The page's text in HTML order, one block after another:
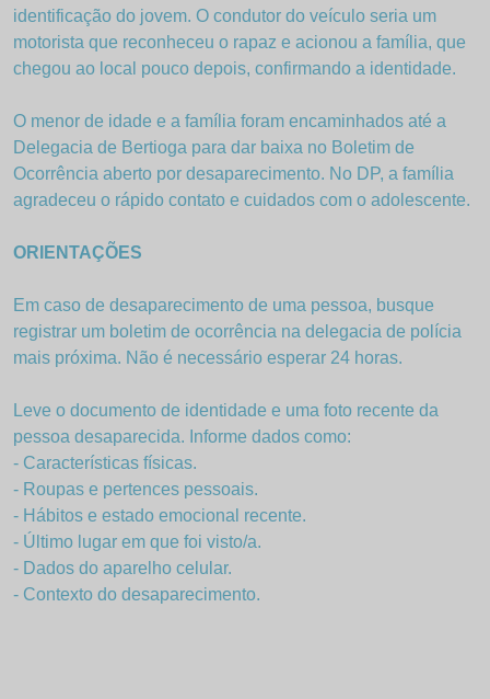
identificação do jovem. O condutor do veículo seria um
motorista que reconheceu o rapaz e acionou a família, que
chegou ao local pouco depois, confirmando a identidade.
O menor de idade e a família foram encaminhados até a
Delegacia de Bertioga para dar baixa no Boletim de
Ocorrência aberto por desaparecimento. No DP, a família
agradeceu o rápido contato e cuidados com o adolescente.
ORIENTAÇÕES
Em caso de desaparecimento de uma pessoa, busque
registrar um boletim de ocorrência na delegacia de polícia
mais próxima. Não é necessário esperar 24 horas.
Leve o documento de identidade e uma foto recente da
pessoa desaparecida. Informe dados como:
- Características físicas.
- Roupas e pertences pessoais.
- Hábitos e estado emocional recente.
- Último lugar em que foi visto/a.
- Dados do aparelho celular.
- Contexto do desaparecimento.